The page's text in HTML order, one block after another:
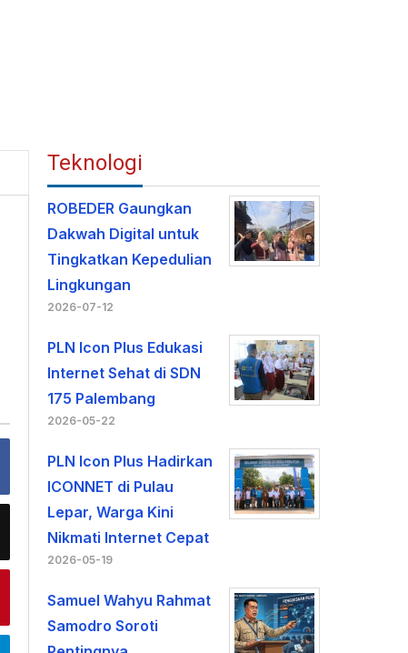
Teknologi
ROBEDER Gaungkan
Dakwah Digital untuk
Tingkatkan Kepedulian
Lingkungan
2026-07-12
PLN Icon Plus Edukasi
Internet Sehat di SDN
175 Palembang
2026-05-22
PLN Icon Plus Hadirkan
ICONNET di Pulau
Lepar, Warga Kini
Nikmati Internet Cepat
2026-05-19
Samuel Wahyu Rahmat
Samodro Soroti